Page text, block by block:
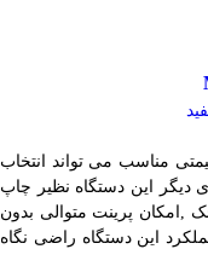
مناسب می تواند انتخاب
دیگر این دستگاه نظیر چاپ
,امکان پرینت متوالی بدون
این دستگاه راضی نگاه